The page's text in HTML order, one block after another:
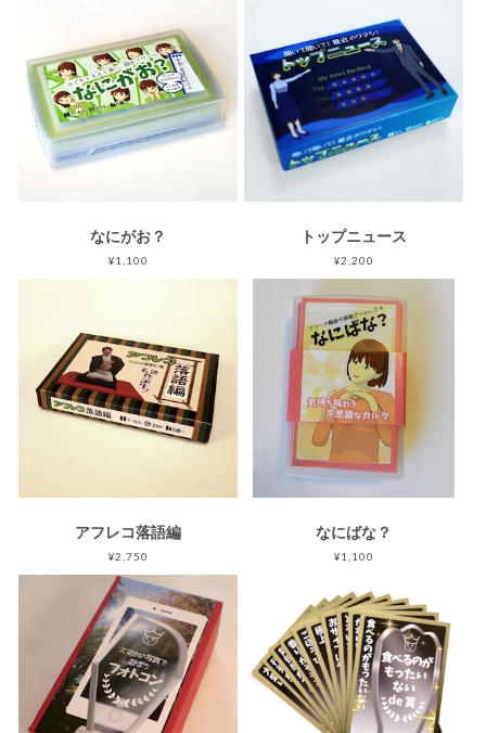
なにがお？
¥1,100
トップニュース
¥2,200
アフレコ落語編
¥2,750
なにばな？
¥1,100